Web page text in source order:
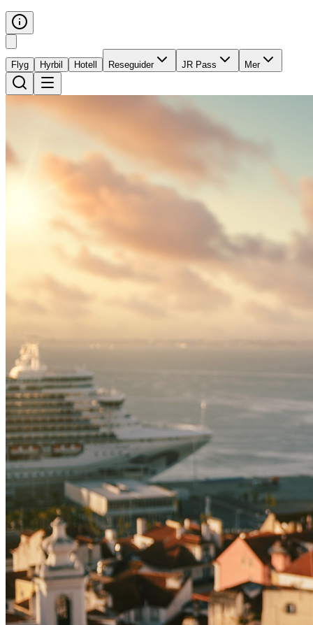
Flyg Hyrbil Hotell Reseguider JR Pass Mer